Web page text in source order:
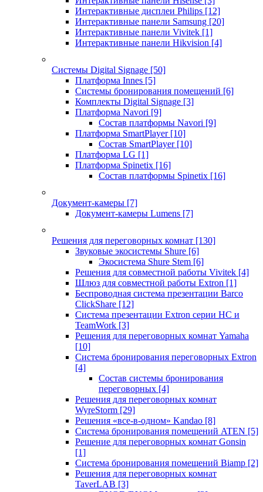
Интерактивные дисплеи Philips [12]
Интерактивные панели Samsung [20]
Интерактивные панели Vivitek [1]
Интерактивные панели Hikvision [4]
Системы Digital Signage [50]
Платформа Innes [5]
Системы бронирования помещений [6]
Комплекты Digital Signage [3]
Платформа Navori [9]
Состав платформы Navori [9]
Платформа SmartPlayer [10]
Состав SmartPlayer [10]
Платформа LG [1]
Платформа Spinetix [16]
Состав платформы Spinetix [16]
Документ-камеры [7]
Документ-камеры Lumens [7]
Решения для переговорных комнат [130]
Звуковые экосистемы Shure [6]
Экосистема Shure Stem [6]
Решения для совместной работы Vivitek [4]
Шлюз для совместной работы Extron [1]
Беспроводная система презентации Barco
ClickShare [12]
Система презентации Extron серии HC и
TeamWork [3]
Решения для переговорных комнат Yamaha
[10]
Система бронирования переговорных Extron
[4]
Состав системы бронирования
переговорных [4]
Решения для переговорных комнат
WyreStorm [29]
Решения «все-в-одном» Kandao [8]
Система бронирования помещений ATEN [5]
Решение для переговорных комнат Gonsin
[1]
Система бронирования помещений Biamp [2]
Решения для переговорных комнат
TaverLAB [3]